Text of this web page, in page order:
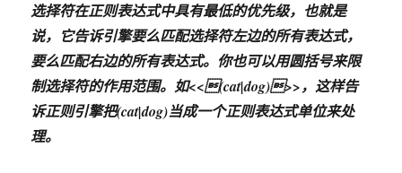
选择符在正则表达式中具有最低的优先级，也就是
说，它告诉引擎要么匹配选择符左边的所有表达式，
要么匹配右边的所有表达式。你也可以用圆括号来限
制选择符的作用范围。如<<(cat|dog)>>，这样告
诉正则引擎把(cat|dog)当成一个正则表达式单位来处
理。